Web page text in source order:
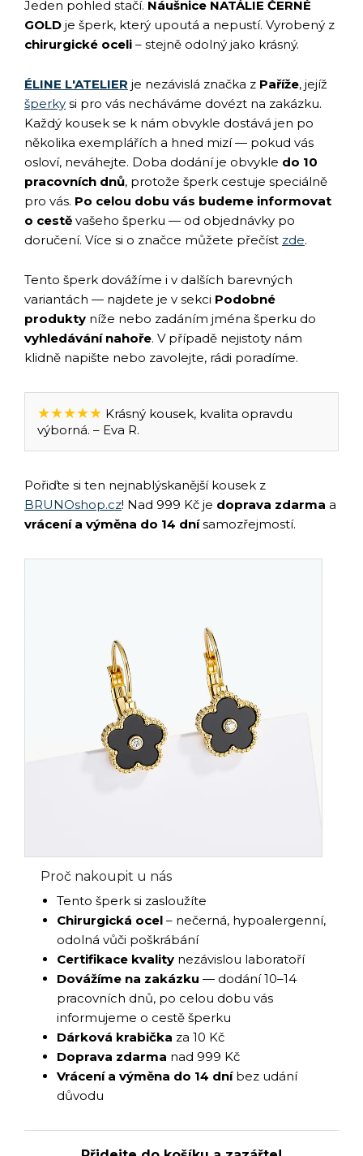
Jeden pohled stačí. Náušnice NATÁLIE ČERNÉ
GOLD je šperk, který upoutá a nepustí. Vyrobený z
chirurgické oceli – stejně odolný jako krásný.
ÉLINE L'ATELIER je nezávislá značka z Paříže, jejíž
šperky si pro vás necháváme dovézt na zakázku.
Každý kousek se k nám obvykle dostává jen po
několika exemplářích a hned mizí — pokud vás
osloví, neváhejte. Doba dodání je obvykle do 10
pracovních dnů, protože šperk cestuje speciálně
pro vás. Po celou dobu vás budeme informovat
o cestě vašeho šperku — od objednávky po
doručení. Více si o značce můžete přečíst zde.
Tento šperk dovážíme i v dalších barevných
variantách — najdete je v sekci Podobné
produkty níže nebo zadáním jména šperku do
vyhledávání nahoře. V případě nejistoty nám
klidně napište nebo zavolejte, rádi poradíme.
★★★★★ Krásný kousek, kvalita opravdu
výborná. – Eva R.
Pořiďte si ten nejnablýskanější kousek z
BRUNOshop.cz! Nad 999 Kč je doprava zdarma a
vrácení a výměna do 14 dnísamozřejmostí.
Proč nakoupit u nás
Tento šperk si zasloužíte
Chirurgická ocel – nečerná, hypoalergenní,
odolná vůči poškrábání
Certifikace kvality nezávislou laboratoří
Dovážíme na zakázku — dodání 10–14
pracovních dnů, po celou dobu vás
informujeme o cestě šperku
Dárková krabička za 10 Kč
Doprava zdarma nad 999 Kč
Vrácení a výměna do 14 dníbez udání
důvodu